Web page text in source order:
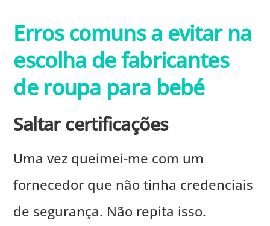
Erros comuns a evitar na
escolha de fabricantes
de roupa para bebé
Saltar certificações
Uma vez queimei-me com um
fornecedor que não tinha credenciais
de segurança. Não repita isso.